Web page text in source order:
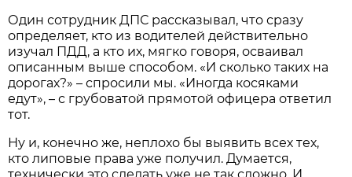
Один сотрудник ДПС рассказывал, что сразу
определяет, кто из водителей действительно
изучал ПДД, а кто их, мягко говоря, осваивал
описанным выше способом. «И сколько таких на
дорогах?» – спросили мы. «Иногда косяками
едут», – с грубоватой прямотой офицера ответил
тот.
Ну и, конечно же, неплохо бы выявить всех тех,
кто липовые права уже получил. Думается,